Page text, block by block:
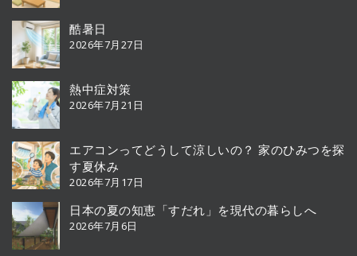
酷暑日
2026年7月27日
熱中症対策
2026年7月21日
エアコンってどうして涼しいの？ 家のひみつを探
す夏休み
2026年7月17日
日本の夏の知恵「すだれ」を現代の暮らしへ
2026年7月6日